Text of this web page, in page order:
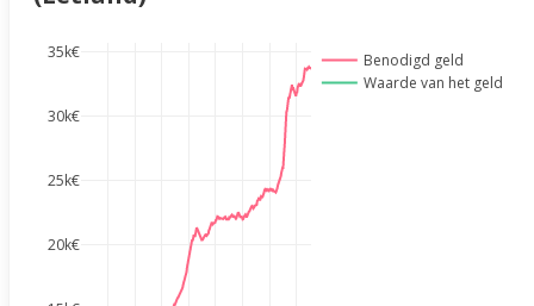
20k€
25k€
30k€
35k€
Benodigd geld
Waarde van het geld